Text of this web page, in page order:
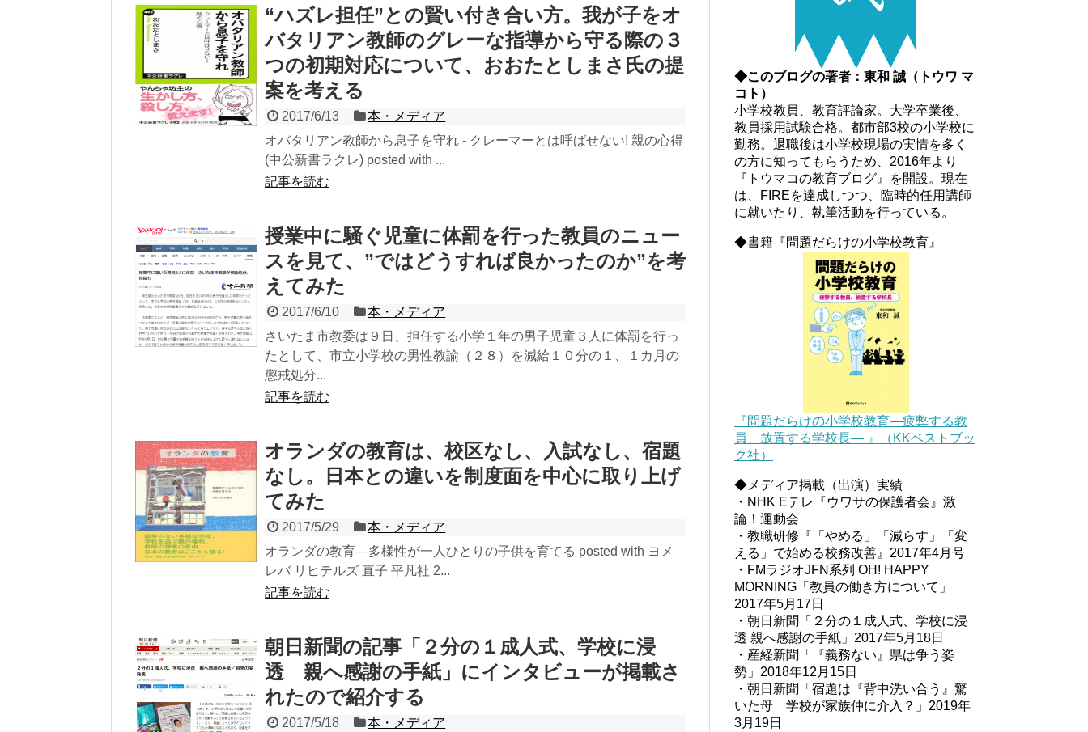
“ハズレ担任”との賢い付き合い方。我が子をオ
バタリアン教師のグレーな指導から守る際の３
つの初期対応について、おおたとしまさ氏の提
案を考える
2017/6/13
本・メディア
オバタリアン教師から息子を守れ - クレーマーとは呼ばせない! 親の心得
(中公新書ラクレ) posted with ...
記事を読む
授業中に騒ぐ児童に体罰を行った教員のニュー
スを見て、”ではどうすれば良かったのか”を考
えてみた
2017/6/10
本・メディア
さいたま市教委は９日、担任する小学１年の男子児童３人に体罰を行っ
たとして、市立小学校の男性教諭（２８）を減給１０分の１、１カ月の
懲戒処分...
記事を読む
オランダの教育は、校区なし、入試なし、宿題
なし。日本との違いを制度面を中心に取り上げ
てみた
2017/5/29
本・メディア
オランダの教育―多様性が一人ひとりの子供を育てる posted with ヨメ
レバ リヒテルズ 直子 平凡社 2...
記事を読む
朝日新聞の記事「２分の１成人式、学校に浸
透 親へ感謝の手紙」にインタビューが掲載さ
れたので紹介する
2017/5/18
本・メディア
◆このブログの著者：東和 誠（トウワ マ
コト）
小学校教員、教育評論家。大学卒業後、
教員採用試験合格。都市部3校の小学校に
勤務。退職後は小学校現場の実情を多く
の方に知ってもらうため、2016年より
『トウマコの教育ブログ』を開設。現在
は、FIREを達成しつつ、臨時的任用講師
に就いたり、執筆活動を行っている。
◆書籍『問題だらけの小学校教育』
『問題だらけの小学校教育―疲弊する教
員、放置する学校長― 』（KKベストブッ
ク社）
◆メディア掲載（出演）実績
・NHK Eテレ『ウワサの保護者会』激
論！運動会
・教職研修『「やめる」「減らす」「変
える」で始める校務改善』2017年4月号
・FMラジオJFN系列 OH! HAPPY
MORNING「教員の働き方について」
2017年5月17日
・朝日新聞「２分の１成人式、学校に浸
透 親へ感謝の手紙」2017年5月18日
・産経新聞「『義務ない』県は争う姿
勢」2018年12月15日
・朝日新聞「宿題は『背中洗い合う』驚
いた母 学校が家族仲に介入？」2019年
3月19日